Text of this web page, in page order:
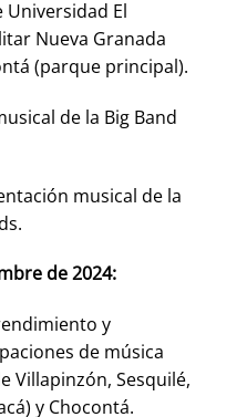
El
Nueva Granada
(parque principal).
de la Big Band
musical de la
de 2024:
y
de música
Villapinzón, Sesquilé,
y Chocontá.